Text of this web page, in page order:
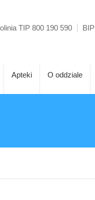
TIP 800 190 590 BIP
Apteki O oddziale